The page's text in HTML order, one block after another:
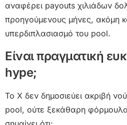
αναφέρει payouts χιλιάδων
προηγούμενους μήνες, ακόμη
υπερδιπλασιασμό του pool.
Είναι πραγματική
hype;
Το X δεν δημοσιεύει ακριβή
pool, ούτε ξεκάθαρη